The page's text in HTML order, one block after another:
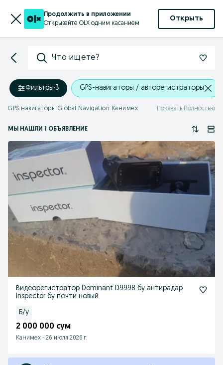
Продолжить в приложении
Открывайте OLX одним касанием
Открыть
Что ищете?
Фильтры·3 GPS-навигаторы / авторегистраторы
GPS навигаторы Global Navigation Канимех Показать Полностью
МЫ НАШЛИ 1 ОБЪЯВЛЕНИЕ
Видеорегистратор Dominant D9998 бу антирадар
Inspector бу почти новый
Б/у
2 000 000 сум
Канимех - 26 июля 2026 г.